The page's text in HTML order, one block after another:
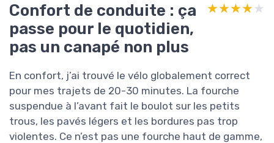
Confort de conduite : ça
passe pour le quotidien,
pas un canapé non plus
★★★★★
★★★★★
En confort, j’ai trouvé le vélo globalement correct
pour mes trajets de 20-30 minutes. La fourche
suspendue à l’avant fait le boulot sur les petits
trous, les pavés légers et les bordures pas trop
violentes. Ce n’est pas une fourche haut de gamme,